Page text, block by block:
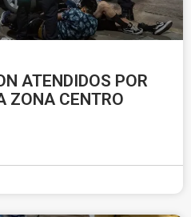
ATENDIDOS POR
ZONA CENTRO